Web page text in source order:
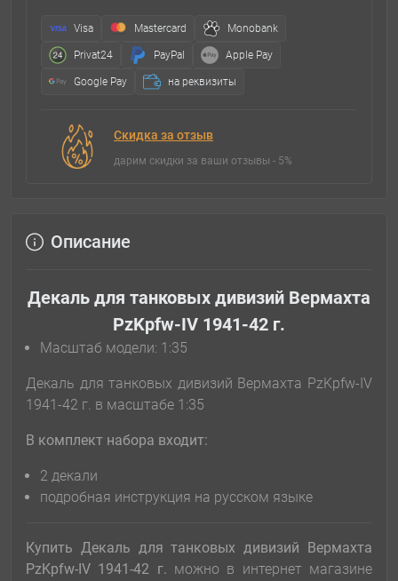
Visa Mastercard Monobank
Privat24 PayPal Apple Pay
Google Pay на реквизиты
Скидка за отзыв
дарим скидки за ваши отзывы - 5%
Описание
Декаль для танковых дивизий Вермахта
PzKpfw-IV 1941-42 г.
Масштаб модели: 1:35
Декаль для танковых дивизий Вермахта PzKpfw-IV
1941-42 г. в масштабе 1:35
В комплект набора входит:
2 декали
подробная инструкция на русском языке
Купить Декаль для танковых дивизий Вермахта
PzKpfw-IV 1941-42 г. можно в интернет магазине